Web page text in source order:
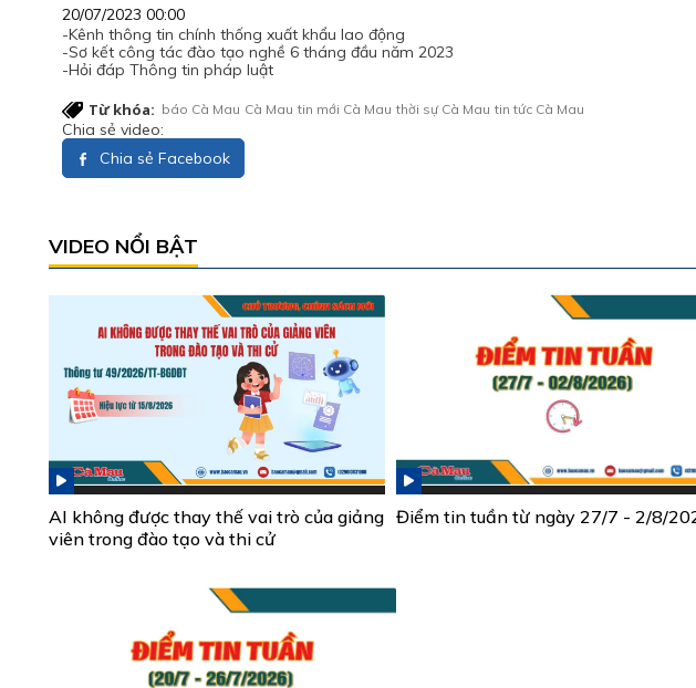
20/07/2023 00:00
-Kênh thông tin chính thống xuất khẩu lao động
-Sơ kết công tác đào tạo nghề 6 tháng đầu năm 2023
-Hỏi đáp Thông tin pháp luật
Từ khóa: báo Cà Mau Cà Mau tin mới Cà Mau thời sự Cà Mau tin tức Cà Mau
Chia sẻ video:
Chia sẻ Facebook
VIDEO NỔI BẬT
AI không được thay thế vai trò của giảng
viên trong đào tạo và thi cử
Điểm tin tuần từ ngày 27/7 - 2/8/